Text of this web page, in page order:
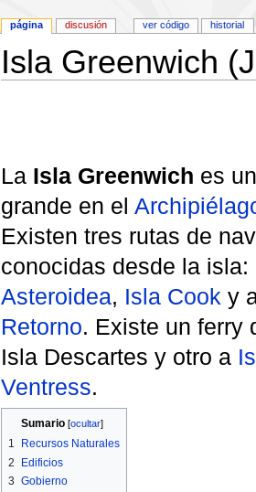
Isla Greenwich
La Isla Greenwich es
grande en el
Existen tres rutas de
conocidas desde la isla:
Asteroidea, Isla Cook y
Retorno. Existe un ferry
Isla Descartes y otro a
Ventress.
Sumario [ocultar]
1
Recursos Naturales
2
Edificios
3 Gobierno
página discusión ver código historial